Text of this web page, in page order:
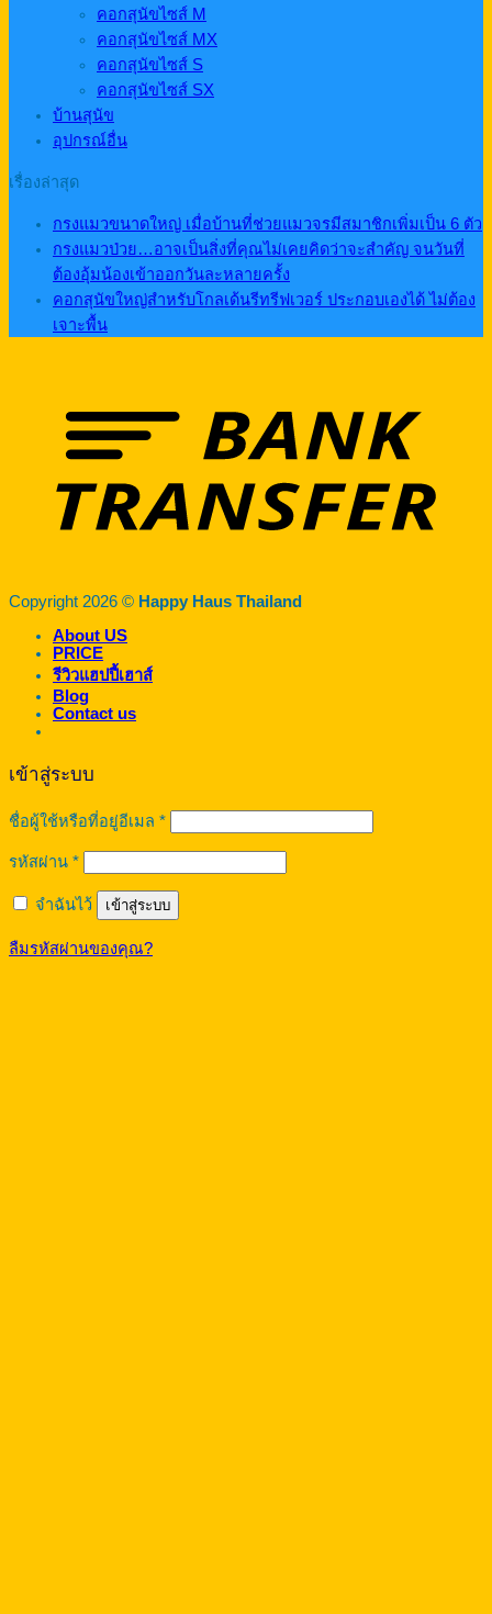
คอกสุนัขไซส์ M
คอกสุนัขไซส์ MX
คอกสุนัขไซส์ S
คอกสุนัขไซส์ SX
บ้านสุนัข
อุปกรณ์อื่น
เรื่องล่าสุด
กรงแมวขนาดใหญ่ เมื่อบ้านที่ช่วยแมวจรมีสมาชิกเพิ่มเป็น 6 ตัว
กรงแมวป่วย…อาจเป็นสิ่งที่คุณไม่เคยคิดว่าจะสำคัญ จนวันที่
ต้องอุ้มน้องเข้าออกวันละหลายครั้ง
คอกสุนัขใหญ่สำหรับโกลเด้นรีทรีฟเวอร์ ประกอบเองได้ ไม่ต้อง
เจาะพื้น
Copyright 2026 © Happy Haus Thailand
About US
PRICE
รีวิวแฮปปี้เฮาส์
Blog
Contact us
เข้าสู่ระบบ
ชื่อผู้ใช้หรือที่อยู่อีเมล *ต้องการ
รหัสผ่าน *ต้องการ
จำฉันไว้ เข้าสู่ระบบ
ลืมรหัสผ่านของคุณ?